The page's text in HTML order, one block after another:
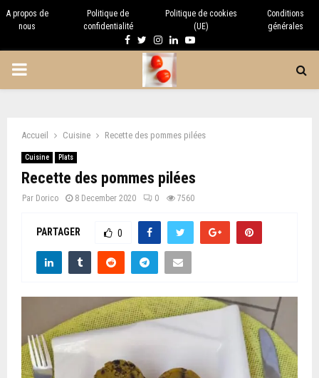
A propos de
nous
Politique de
confidentialité
Politique de cookies
(UE)
Conditions
générales
Facebook
TwitterInstagram
LinkedinYoutube
PRIMARY
Accueil Cuisine Recette des pommes pilées
Cuisine Plats
Recette des pommes pilées
Par Dorico 8 December 2020 0 7560
PARTAGER 0